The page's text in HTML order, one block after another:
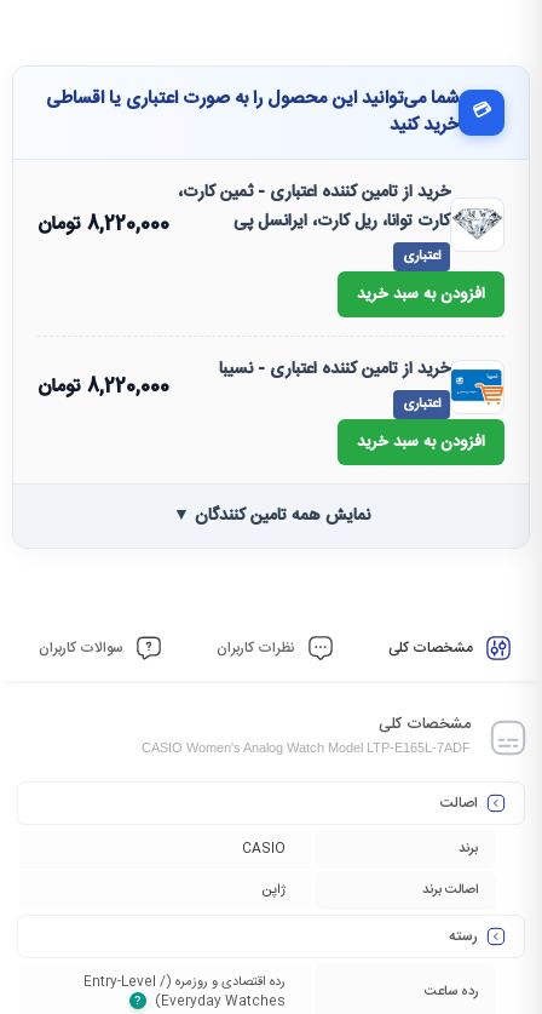
💳 شما می‌توانید این محصول را به صورت اعتباری یا اقساطی
خرید کنید
خرید از تامین کننده اعتباری - ثمین کارت،
کارت توانا، ریل کارت، ایرانسل پی
اعتباری
8,220,000تومان
افزودن به سبد خرید
خرید از تامین کننده اعتباری - نسیبا
اعتباری
8,220,000تومان
افزودن به سبد خرید
نمایش همه تامین کنندگان ▼
مشخصات کلی نظرات کاربران سوالات کاربران
مشخصات کلی
CASIO Women's Analog Watch Model LTP-E165L-7ADF
اصالت
برند
CASIO
اصالت برند
ژاپن
رسته
رده ساعت
رده اقتصادی و روزمره (Entry-Level /
Everyday Watches)‏
?